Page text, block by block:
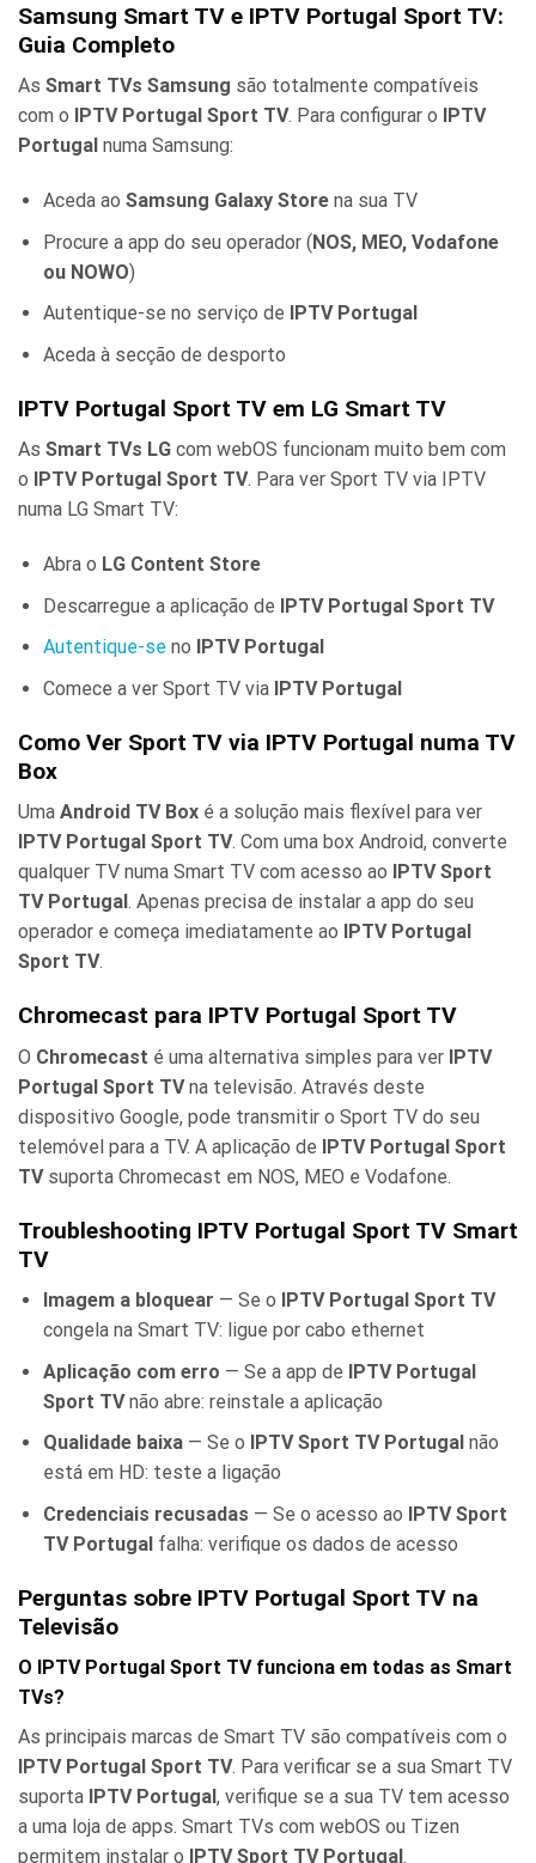
Samsung Smart TV e IPTV Portugal Sport TV:
Guia Completo
As Smart TVs Samsung são totalmente compatíveis
com o
IPTV Portugal Sport TV. Para configurar o
IPTV
Portugal numa Samsung:
Aceda ao Samsung Galaxy Storena sua TV
Procure a app do seu operador (NOS, MEO, Vodafone
ou NOWO)
Autentique-se no serviço de
IPTV Portugal
Aceda à secção de desporto
IPTV Portugal Sport TV em LG Smart TV
As Smart TVs LG com webOS funcionam muito bem com
o
IPTV Portugal Sport TV. Para ver Sport TV via IPTV
numa LG Smart TV:
Abra o LG Content Store
Descarregue a aplicação de IPTV Portugal Sport TV
Autentique-seno
IPTV Portugal
Comece a ver Sport TV via IPTV Portugal
Como Ver Sport TV via IPTV Portugal numa TV
Box
Uma Android TV Box é a solução mais flexível para ver
IPTV Portugal Sport TV. Com uma box Android, converte
qualquer TV numa Smart TV com acesso ao
IPTV Sport
TV Portugal . Apenas precisa de instalar a app do seu
operador e começa imediatamente ao
IPTV Portugal
Sport TV.
Chromecast para IPTV Portugal Sport TV
O Chromecast é uma alternativa simples para ver IPTV
Portugal Sport TVna televisão. Através deste
dispositivo Google, pode transmitir o Sport TV do seu
telemóvel para a TV. A aplicação de IPTV Portugal Sport
TVsuporta Chromecast em NOS, MEO e Vodafone.
Troubleshooting IPTV Portugal Sport TV Smart
TV
Imagem a bloquear — Se o
IPTV Portugal Sport TV
congela na Smart TV: ligue por cabo ethernet
Aplicação com erro — Se a app de IPTV Portugal
Sport TVnão abre: reinstale a aplicação
Qualidade baixa— Se o IPTV Sport TV Portugal não
está em HD: teste a ligação
Credenciais recusadas — Se o acesso ao IPTV Sport
TV Portugalfalha: verifique os dados de acesso
Perguntas sobre IPTV Portugal Sport TV na
Televisão
O IPTV Portugal Sport TV funciona em todas as Smart
TVs?
As principais marcas de Smart TV são compatíveis com o
IPTV Portugal Sport TV. Para verificar se a sua Smart TV
suporta IPTV Portugal , verifique se a sua TV tem acesso
a uma loja de apps. Smart TVs com webOS ou Tizen
permitem instalar o
IPTV Sport TV Portugal .